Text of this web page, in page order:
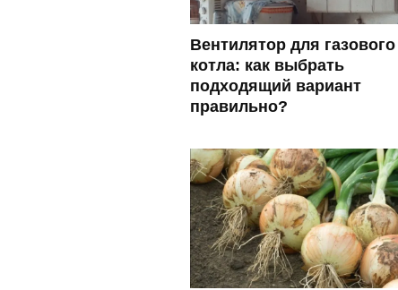
Вентилятор для газового
котла: как выбрать
подходящий вариант
правильно?